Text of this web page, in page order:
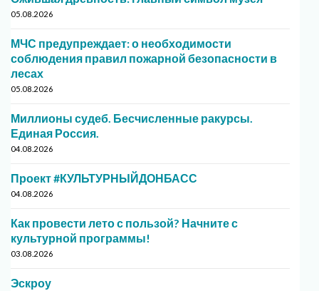
05.08.2026
МЧС предупреждает: о необходимости
соблюдения правил пожарной безопасности в
лесах
05.08.2026
Миллионы судеб. Бесчисленные ракурсы.
Единая Россия.
04.08.2026
Проект #КУЛЬТУРНЫЙДОНБАСС
04.08.2026
Как провести лето с пользой? Начните с
культурной программы!
03.08.2026
Эскроу